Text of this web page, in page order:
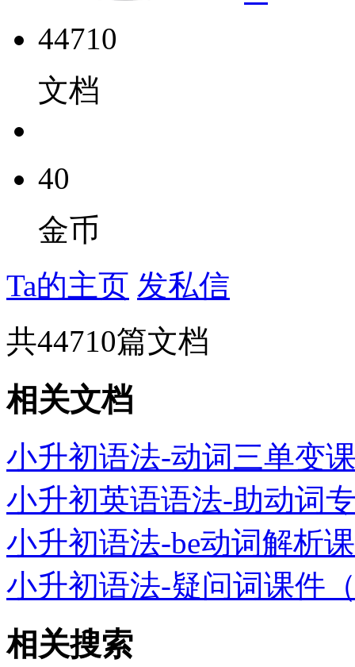
44710
文档
40
金币
Ta的主页 发私信
共44710篇文档
相关文档
小升初语法-动词三单变
小升初英语语法-助动词
小升初语法-be动词解析
小升初语法-疑问词课件
相关搜索